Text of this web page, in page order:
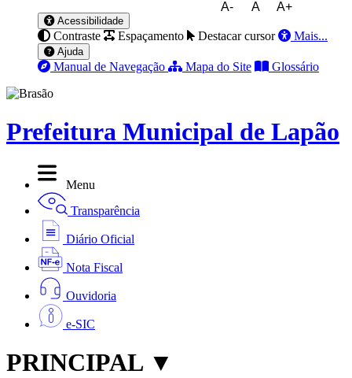
A- A A+
Acessibilidade
Contraste Espaçamento Destacar cursor Mais...
Ajuda
Manual de Navegação Mapa do Site Glossário
Prefeitura Municipal de Lapão
Menu
Transparência
Diário Oficial
Nota Fiscal
Ouvidoria
e-SIC
PRINCIPAL ▼